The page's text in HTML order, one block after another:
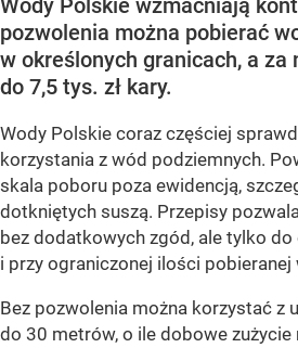
Wody Polskie wzmacniają
pozwolenia można pobierać
w określonych granicach, a za
do 7,5 tys. zł kary.
Wody Polskie coraz częściej
korzystania z wód podziemnych.
skala poboru poza ewidencją,
dotkniętych suszą. Przepisy
bez dodatkowych zgód, ale tylko
i przy ograniczonej ilości pobieranej
Bez pozwolenia można korzystać z
do 30 metrów, o ile dobowe zużycie